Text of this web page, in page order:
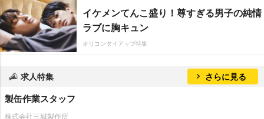
イケメンてんこ盛り！尊すぎる男子の純情
ラブに胸キュン
オリコンタイアップ特集
求人特集 さらに見る
製缶作業スタッフ
株式会社三城製作所